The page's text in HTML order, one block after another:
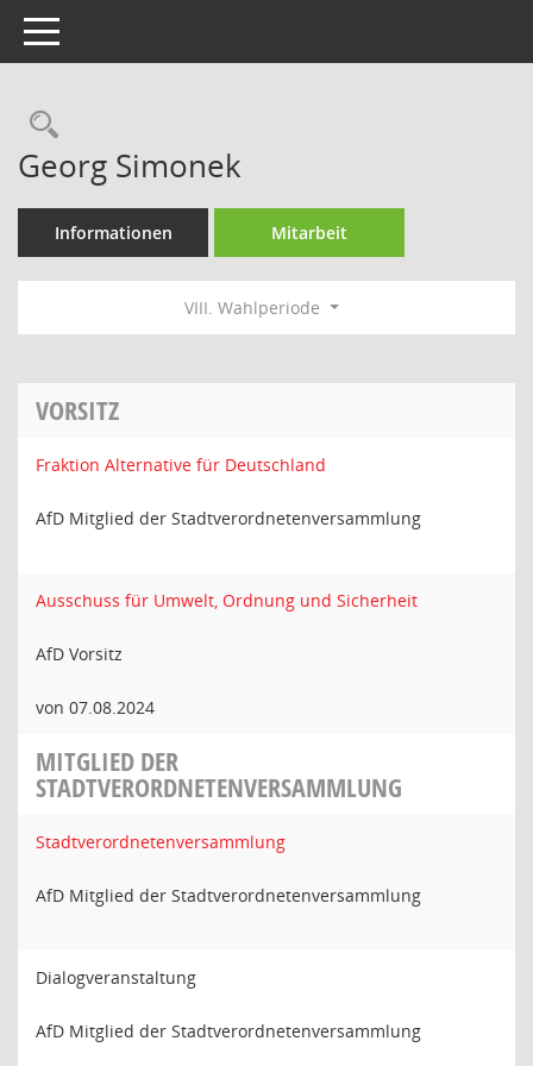
Toggle navigation
Rechercheauswahl
Georg Simonek
Informationen Mitarbeit
VIII. Wahlperiode
VORSITZ
Fraktion Alternative für Deutschland
AfD Mitglied der Stadtverordnetenversammlung
Ausschuss für Umwelt, Ordnung und Sicherheit
AfD Vorsitz
von 07.08.2024
MITGLIED DER
STADTVERORDNETENVERSAMMLUNG
Stadtverordnetenversammlung
AfD Mitglied der Stadtverordnetenversammlung
Dialogveranstaltung
AfD Mitglied der Stadtverordnetenversammlung